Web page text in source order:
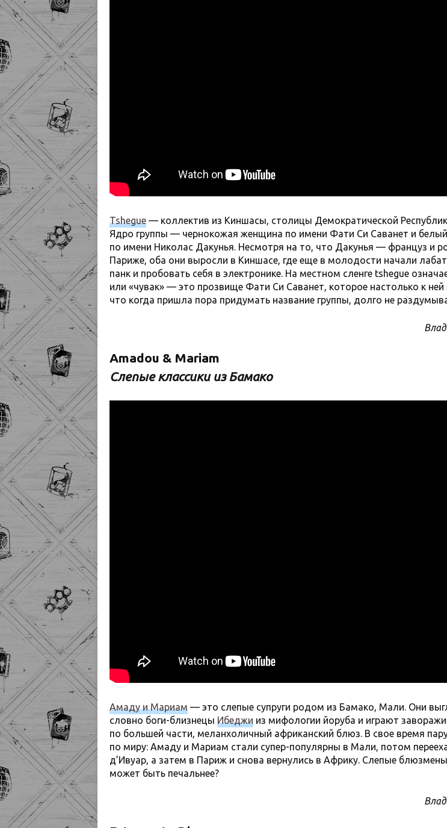
Tshegue — коллектив из Киншасы, столицы Демократической
Ядро группы — чернокожая женщина по имени Фати Си Саванет и
по имени Николас Дакунья. Несмотря на то, что Дакунья — француз и
Париже, оба они выросли в Киншасе, где еще в молодости начали
панк и пробовать себя в электронике. На местном сленге tshegue
или «чувак» — это прозвище Фати Си Саванет, которое настолько к ней
что когда пришла пора придумать название группы, долго не
Amadou & Mariam
Слепые классики из Бамако
Амаду и Мариам — это слепые супруги родом из Бамако, Мали. Они
словно боги-близнецы Ибеджи из мифологии йоруба и играют
по большей части, меланхоличный африканский блюз. В свое время
по миру: Амаду и Мариам стали супер-популярны в Мали, потом
д’Ивуар, а затем в Париж и снова вернулись в Африку. Слепые
может быть печальнее?